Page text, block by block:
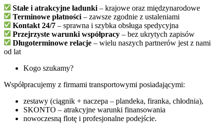
Stałe i atrakcyjne ładunki – krajowe oraz międzynarodowe
Terminowe płatności – zawsze zgodnie z ustaleniami
Kontakt 24/7 – sprawna i szybka obsługa spedycyjna
Przejrzyste warunki współpracy – bez ukrytych zapisów
Długoterminowe relacje – wielu naszych partnerów jest z nami
od lat
Kogo szukamy?
Współpracujemy z firmami transportowymi posiadającymi:
zestawy (ciągnik + naczepa – plandeka, firanka, chłodnia),
SKONTO – atrakcyjne warunki finansowania
nowoczesną flotę i profesjonalne podejście.